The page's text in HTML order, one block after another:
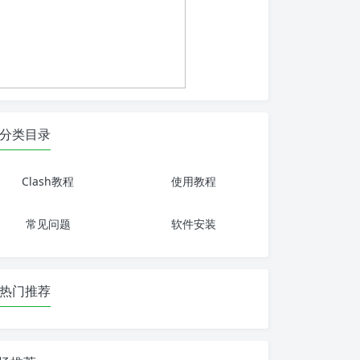
分类目录
Clash教程 使用教程
常见问题 软件安装
热门推荐